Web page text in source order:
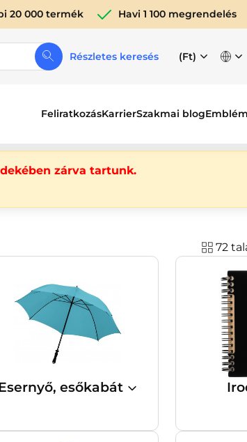
20 000 termék Havi 1 100 megrendelés
Részletes keresés (Ft)
FeliratkozásKarrierSzakmai blog
zárva tartunk.
72
esőkabát